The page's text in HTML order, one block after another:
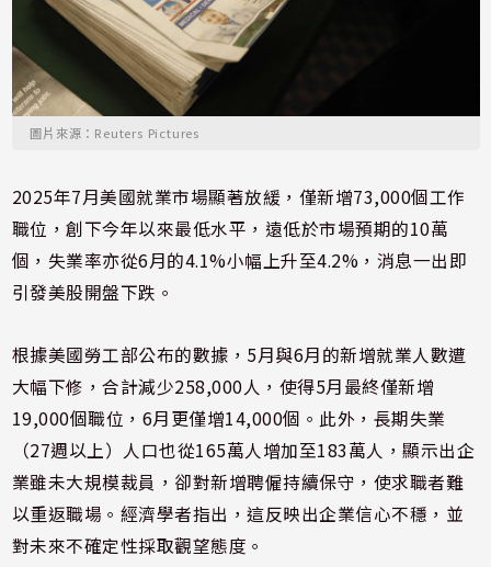
圖片來源：Reuters Pictures
2025年7月美國就業市場顯著放緩，僅新增73,000個工作
職位，創下今年以來最低水平，遠低於市場預期的10萬
個，失業率亦從6月的4.1%小幅上升至4.2%，消息一出即
引發美股開盤下跌。
根據美國勞工部公布的數據，5月與6月的新增就業人數遭
大幅下修，合計減少258,000人，使得5月最終僅新增
19,000個職位，6月更僅增14,000個。此外，長期失業
（27週以上）人口也從165萬人增加至183萬人，顯示出企
業雖未大規模裁員，卻對新增聘僱持續保守，使求職者難
以重返職場。經濟學者指出，這反映出企業信心不穩，並
對未來不確定性採取觀望態度。